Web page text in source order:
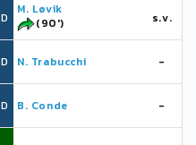
D
M. Løvik
(90')
s.v.
D N. Trabucchi -
D B. Conde -